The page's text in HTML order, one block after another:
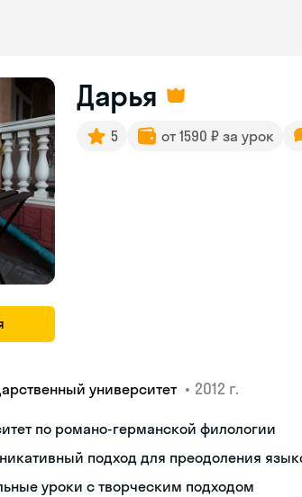
Дарья
5 от 1590 ₽ за урок
университет • 2012 г.
по романо-германской филологии
подход для преодоления
уроки с творческим подходом